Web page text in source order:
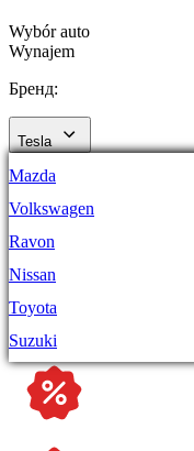
Wybór auto
Wynajem
Бренд:
Tesla
Mazda
Volkswagen
Ravon
Nissan
Toyota
Suzuki
Škoda
Renault